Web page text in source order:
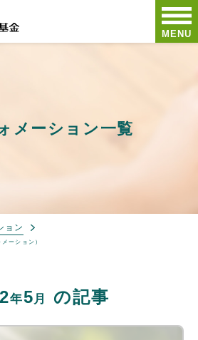
MENU
メーション一覧
ョン
メーション）
年5月 の記事